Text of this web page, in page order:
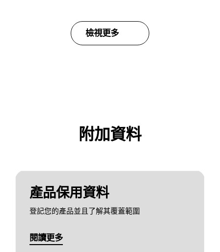
檢視更多
附加資料
產品保用資料
登記您的產品並且了解其覆蓋範圍
閱讀更多